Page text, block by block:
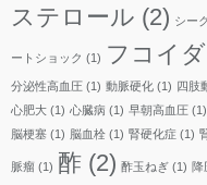
ステロール (2) シー
ートショック (1) フコイ
分泌性高血圧 (1) 動脈硬化 (1) 四肢
心肥大 (1) 心臓病 (1) 早朝高血圧 (1)
脳梗塞 (1) 脳血栓 (1) 腎硬化症 (1)
脈瘤 (1) 酢 (2) 酢玉ねぎ (1) 降